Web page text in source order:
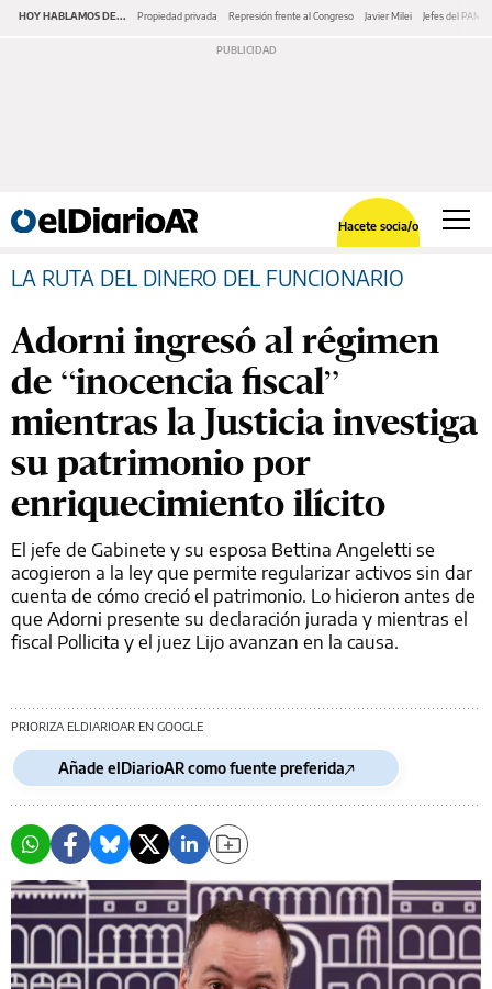
HOY HABLAMOS DE... Propiedad privada Represión frente al Congreso Javier Milei Jefes del PAMI
Hacete socia/o
LA RUTA DEL DINERO DEL FUNCIONARIO
Adorni ingresó al régimen
de “inocencia fiscal”
mientras la Justicia investiga
su patrimonio por
enriquecimiento ilícito
El jefe de Gabinete y su esposa Bettina Angeletti se
acogieron a la ley que permite regularizar activos sin dar
cuenta de cómo creció el patrimonio. Lo hicieron antes de
que Adorni presente su declaración jurada y mientras el
fiscal Pollicita y el juez Lijo avanzan en la causa.
PRIORIZA ELDIARIOAR EN GOOGLE
Añade elDiarioAR como fuente preferida